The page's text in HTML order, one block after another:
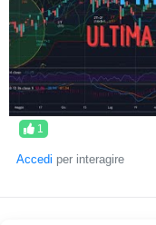
1
Accedi per interagire